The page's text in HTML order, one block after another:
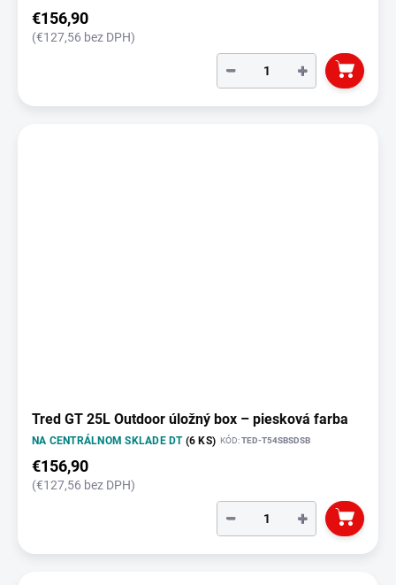
€156,90
(€127,56 bez DPH)
+
−
Tred GT 25L Outdoor úložný box – piesková farba
NA CENTRÁLNOM SKLADE DT (6 KS) KÓD:TED-T54SBSDSB
€156,90
(€127,56 bez DPH)
+
−